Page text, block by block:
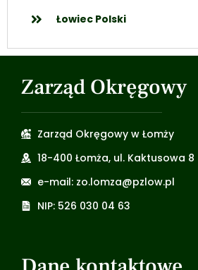
Łowiec Polski
Zarząd Okręgowy
Zarząd Okręgowy w Łomży
18-400 Łomża, ul. Kaktusowa 8
e-mail: zo.lomza@pzlow.pl
NIP: 526 030 04 63